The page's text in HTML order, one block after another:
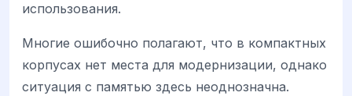
использования.
Многие ошибочно полагают, что в компактных
корпусах нет места для модернизации, однако
ситуация с памятью здесь неоднозначна.